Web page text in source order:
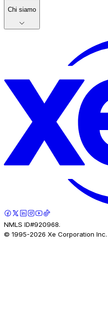
Chi siamo
NMLS ID#920968.
© 1995-2026 Xe Corporation Inc.